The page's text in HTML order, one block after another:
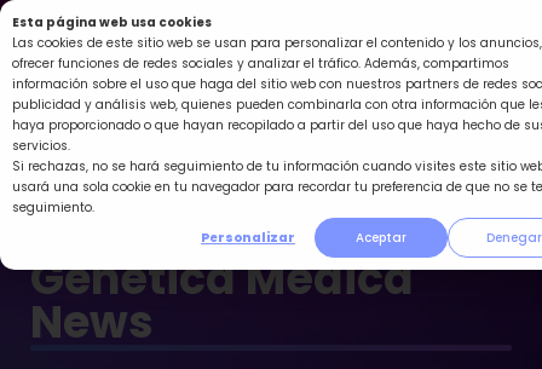
Esta página web usa cookies
Las cookies de este sitio web se usan para personalizar el contenido y los anuncios,
ofrecer funciones de redes sociales y analizar el tráfico. Además, compartimos
información sobre el uso que haga del sitio web con nuestros partners de redes
publicidad y análisis web, quienes pueden combinarla con otra información que
haya proporcionado o que hayan recopilado a partir del uso que haya hecho de
servicios.
Si rechazas, no se hará seguimiento de tu información cuando visites este sitio
usará una sola cookie en tu navegador para recordar tu preferencia de que no se
seguimiento.
Personalizar
Aceptar Denegar
Ir
al
contenido
Genética Médica
News